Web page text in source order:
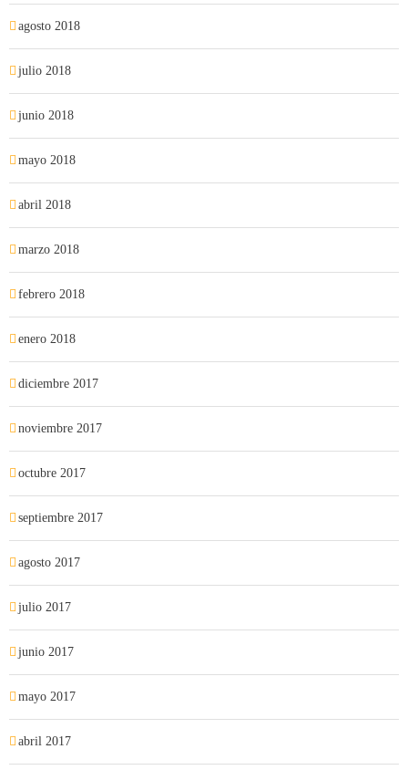
agosto 2018
julio 2018
junio 2018
mayo 2018
abril 2018
marzo 2018
febrero 2018
enero 2018
diciembre 2017
noviembre 2017
octubre 2017
septiembre 2017
agosto 2017
julio 2017
junio 2017
mayo 2017
abril 2017